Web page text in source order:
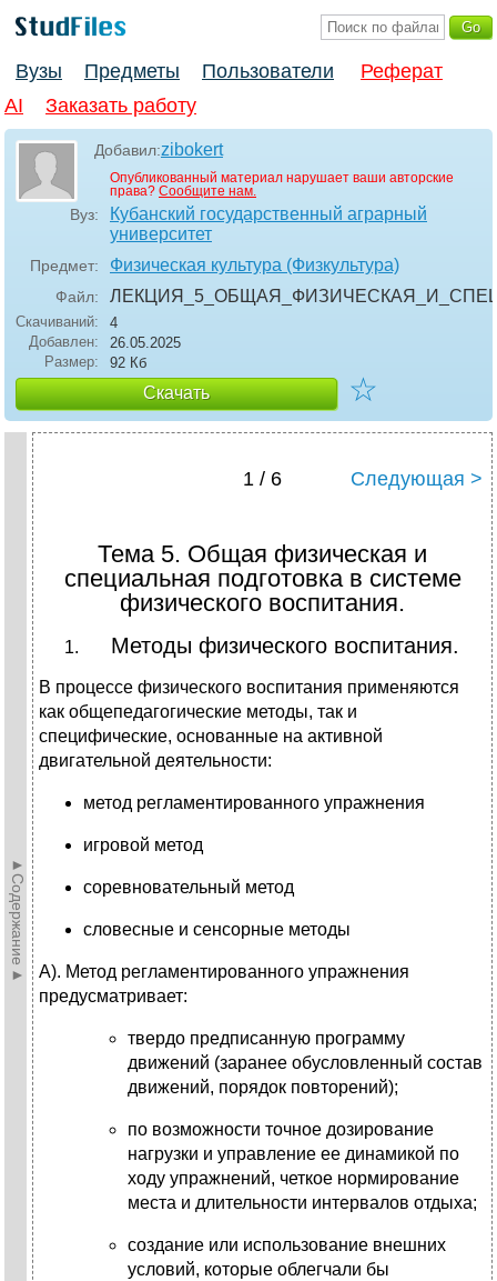
Вузы Предметы Пользователи
Реферат
AI
Заказать работу
Добавил:zibokert
Опубликованный материал нарушает ваши авторские
права? Сообщите нам.
Вуз:
Кубанский государственный аграрный
университет
Предмет: Физическая культура (Физкультура)
Файл:
Скачиваний:
4
Добавлен:
26.05.2025
Размер:
92 Кб
Скачать ☆
►Содержание►
1 / 6 Следующая >
Тема 5. Общая физическая и
специальная подготовка в системе
физического воспитания.
Методы физического воспитания.
В процессе физического воспитания применяются
как общепедагогические методы, так и
специфические, основанные на активной
двигательной деятельности:
метод регламентированного упражнения
игровой метод
соревновательный метод
словесные и сенсорные методы
А). Метод регламентированного упражнения
предусматривает:
твердо предписанную программу
движений (заранее обусловленный состав
движений, порядок повторений);
по возможности точное дозирование
нагрузки и управление ее динамикой по
ходу упражнений, четкое нормирование
места и длительности интервалов отдыха;
создание или использование внешних
условий, которые облегчали бы